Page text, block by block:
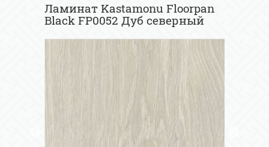
Ламинат Kastamonu Floorpan
Black FP0052 Дуб северный